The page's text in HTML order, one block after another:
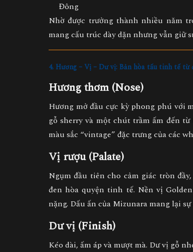
Đông
Nhờ được trưởng thành nhiều năm
mang cấu trúc dày dặn nhưng vẫn giữ
4. Hương – Vị – Dư vị: Bản hòa tấu tinh tế
Hương thơm (Nose)
Hương mở đầu cực kỳ phong phú với
gỗ sherry và một chút trầm ấm đến
màu sắc “vintage” đặc trưng của các
Vị rượu (Palate)
Ngụm đầu tiên cho cảm giác tròn
đen hòa quyện tinh tế. Nền vị
nặng. Dấu ấn của Mizunara mang lại
Dư vị (Finish)
Kéo dài, ấm áp và mượt mà. Dư vị gỗ